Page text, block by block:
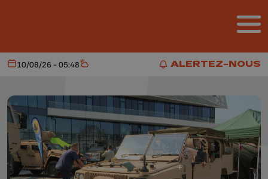
ALERTEZ-NOUS
ALERTEZ-NOUS
Aujourd'hui
10/08/26 - 05:48 Météo